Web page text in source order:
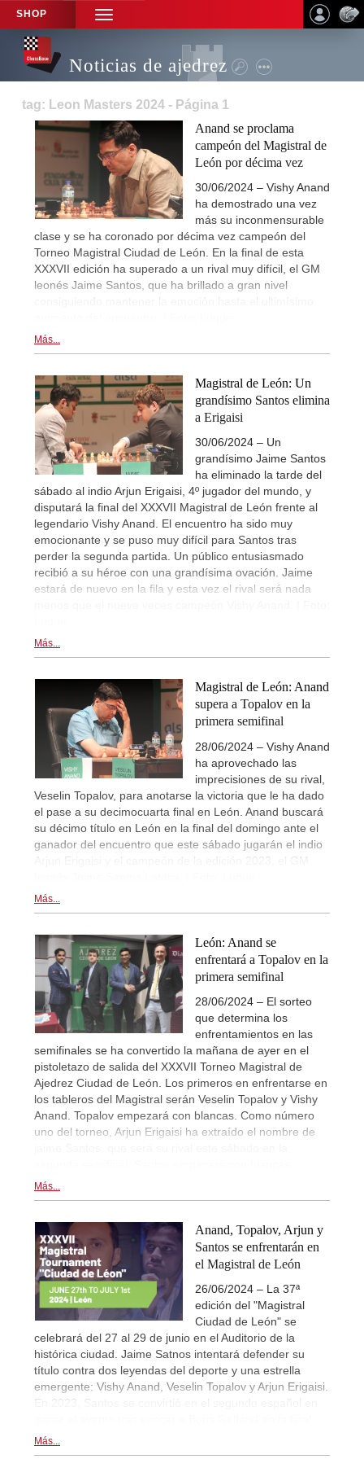
SHOP
TOGGLE
NAVIGATION
Noticias de ajedrez
tag: Leon Masters 2024 - Página 1
Anand se proclama
campeón del Magistral de
León por décima vez
30/06/2024 – Vishy Anand
ha demostrado una vez
más su inconmensurable
clase y se ha coronado por décima vez campeón del
Torneo Magistral Ciudad de León. En la final de esta
XXXVII edición ha superado a un rival muy difícil, el GM
leonés Jaime Santos, que ha brillado a gran nivel
consiguiendo mantener la emoción hasta el ultimísimo
Más...
Magistral de León: Un
grandísimo Santos elimina
a Erigaisi
30/06/2024 – Un
grandísimo Jaime Santos
ha eliminado la tarde del
sábado al indio Arjun Erigaisi, 4º jugador del mundo, y
disputará la final del XXXVII Magistral de León frente al
legendario Vishy Anand. El encuentro ha sido muy
emocionante y se puso muy difícil para Santos tras
perder la segunda partida. Un público entusiasmado
recibió a su héroe con una grandísima ovación. Jaime
estará de nuevo en la fila y esta vez el rival será nada
Más...
Magistral de León: Anand
supera a Topalov en la
primera semifinal
28/06/2024 – Vishy Anand
ha aprovechado las
imprecisiones de su rival,
Veselin Topalov, para anotarse la victoria que le ha dado
el pase a su decimocuarta final en León. Anand buscará
su décimo título en León en la final del domingo ante el
ganador del encuentro que este sábado jugarán el indio
Arjun Erigaisi y el campeón de la edición 2023, el GM
Más...
León: Anand se
enfrentará a Topalov en la
primera semifinal
28/06/2024 – El sorteo
que determina los
enfrentamientos en las
semifinales se ha convertido la mañana de ayer en el
pistoletazo de salida del XXXVII Torneo Magistral de
Ajedrez Ciudad de León. Los primeros en enfrentarse en
los tableros del Magistral serán Veselin Topalov y Vishy
Anand. Topalov empezará con blancas. Como número
uno del torneo, Arjun Erigaisi ha extraído el nombre de
Más...
Anand, Topalov, Arjun y
Santos se enfrentarán en
el Magistral de León
26/06/2024 – La 37ª
edición del "Magistral
Ciudad de León" se
celebrará del 27 al 29 de junio en el Auditorio de la
histórica ciudad. Jaime Satnos intentará defender su
título contra dos leyendas del deporte y una estrella
emergente: Vishy Anand, Veselin Topalov y Arjun Erigaisi.
En 2023, Santos se convirtió en el segundo español en
Más...